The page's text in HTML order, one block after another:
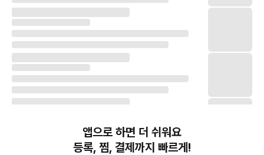
앱으로 하면 더 쉬워요
등록, 찜, 결제까지 빠르게!